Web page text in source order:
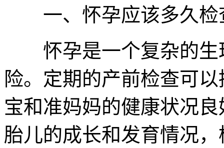
一、怀孕应该多久检
怀孕是一个复杂的生
险。定期的产前检查可
宝和准妈妈的健康状况
胎儿的成长和发育情况